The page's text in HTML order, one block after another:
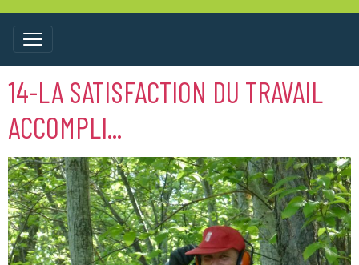
14-LA SATISFACTION DU TRAVAIL
ACCOMPLI...